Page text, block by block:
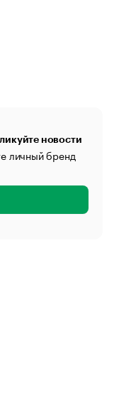
новости
личный бренд